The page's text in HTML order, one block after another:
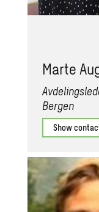
Marte
Bergen
Show